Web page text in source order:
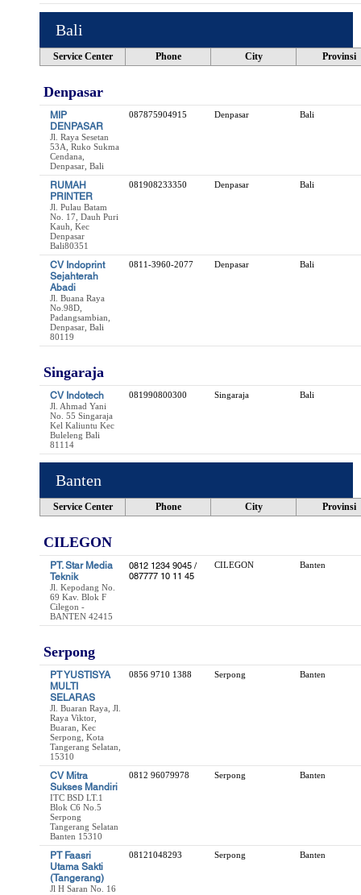
Bali
Service Center Phone City Provinsi
Denpasar
MIP
DENPASAR
Jl. Raya Sesetan
53A, Ruko Sukma
Cendana,
Denpasar, Bali
087875904915 Denpasar Bali
RUMAH
PRINTER
Jl. Pulau Batam
No. 17, Dauh Puri
Kauh, Kec
Denpasar
Bali80351
081908233350 Denpasar Bali
CV Indoprint
Sejahterah
Abadi
Jl. Buana Raya
No.98D,
Padangsambian,
Denpasar, Bali
80119
0811-3960-2077 Denpasar Bali
Singaraja
CV Indotech
Jl. Ahmad Yani
No. 55 Singaraja
Kel Kaliuntu Kec
Buleleng Bali
81114
081990800300 Singaraja Bali
Banten
Service Center Phone City Provinsi
CILEGON
PT. Star Media
Teknik
Jl. Kepodang No.
69 Kav. Blok F
Cilegon -
BANTEN 42415
0812 1234 9045 /
087777 10 11 45
CILEGON Banten
Serpong
PT YUSTISYA
MULTI
SELARAS
Jl. Buaran Raya, Jl.
Raya Viktor,
Buaran, Kec
Serpong, Kota
Tangerang Selatan,
15310
0856 9710 1388 Serpong Banten
CV Mitra
Sukses Mandiri
ITC BSD LT.1
Blok C6 No.5
Serpong
Tangerang Selatan
Banten 15310
0812 96079978 Serpong Banten
PT Faasri
Utama Sakti
(Tangerang)
Jl H Saran No. 16
08121048293 Serpong Banten